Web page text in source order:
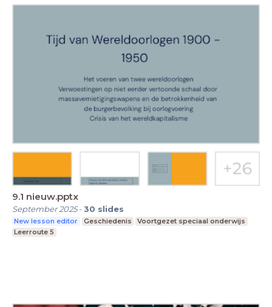
9.1 nieuw.pptx
September 2025-30 slides
New lesson editor Geschiedenis
Voortgezet speciaal onderwijs
Leerroute 5